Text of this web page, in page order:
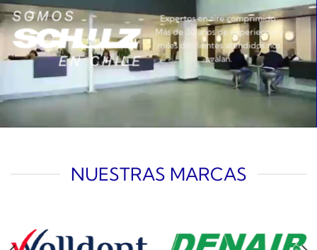
Expertos en aire comprimido.
Más de 30 años de experiencia y
miles de clientes atendidos nos
avalan.
NUESTRAS MARCAS